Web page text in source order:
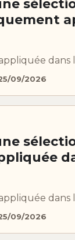
dans
09/2026
dans
09/2026